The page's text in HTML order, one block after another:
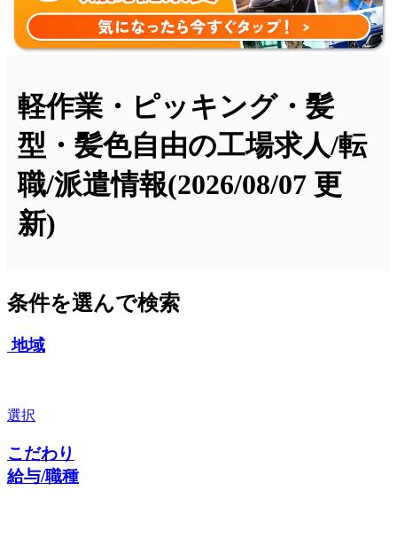
軽作業・ピッキング・髪
型・髪色自由の工場求人/転
職/派遣情報(2026/08/07 更
新)
条件を選んで検索
地域
選択
こだわり
給与/職種